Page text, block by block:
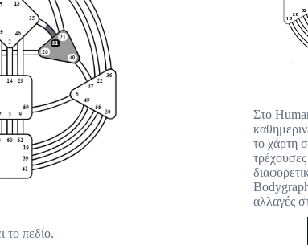
το πεδίο.
Στο
το χάρτη
αλλαγές